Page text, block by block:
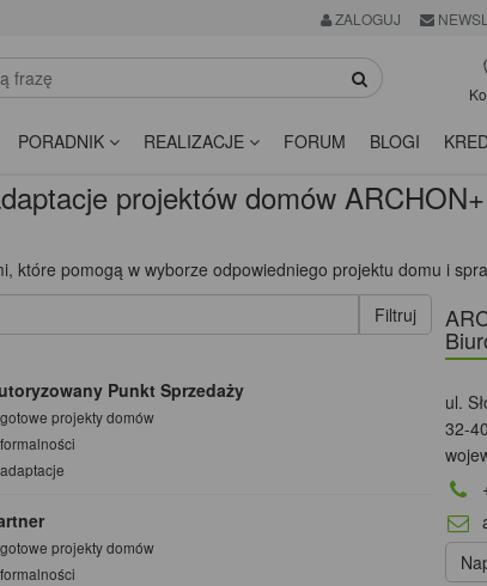
ZALOGUJ
PORADNIK REALIZACJE FORUM BLOGI
projektów domów ARCHON+
które pomogą w wyborze odpowiedniego projektu domu i
Punkt Sprzedaży
projekty domów
projekty domów
ul.
32-